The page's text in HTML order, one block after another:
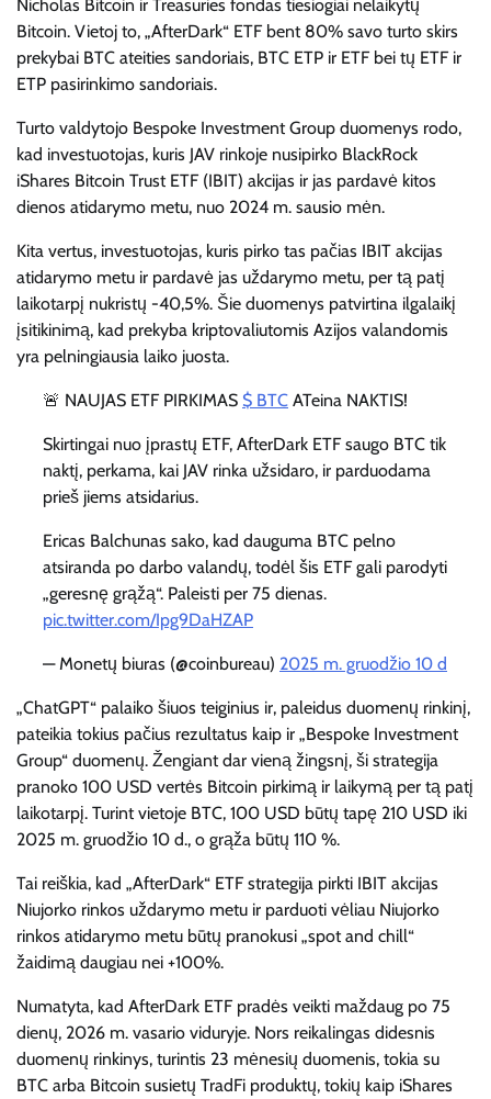
Nicholas Bitcoin ir Treasuries fondas tiesiogiai nelaikytų
Bitcoin. Vietoj to, „AfterDark“ ETF bent 80% savo turto skirs
prekybai BTC ateities sandoriais, BTC ETP ir ETF bei tų ETF ir
ETP pasirinkimo sandoriais.
Turto valdytojo Bespoke Investment Group duomenys rodo,
kad investuotojas, kuris JAV rinkoje nusipirko BlackRock
iShares Bitcoin Trust ETF (IBIT) akcijas ir jas pardavė kitos
dienos atidarymo metu, nuo 2024 m. sausio mėn.
Kita vertus, investuotojas, kuris pirko tas pačias IBIT akcijas
atidarymo metu ir pardavė jas uždarymo metu, per tą patį
laikotarpį nukristų -40,5%. Šie duomenys patvirtina ilgalaikį
įsitikinimą, kad prekyba kriptovaliutomis Azijos valandomis
yra pelningiausia laiko juosta.
🚨 NAUJAS ETF PIRKIMAS $ BTC ATeina NAKTIS!
Skirtingai nuo įprastų ETF, AfterDark ETF saugo BTC tik
naktį, perkama, kai JAV rinka užsidaro, ir parduodama
prieš jiems atsidarius.
Ericas Balchunas sako, kad dauguma BTC pelno
atsiranda po darbo valandų, todėl šis ETF gali parodyti
„geresnę grąžą“. Paleisti per 75 dienas.
pic.twitter.com/Ipg9DaHZAP
— Monetų biuras (@coinbureau) 2025 m. gruodžio 10 d
„ChatGPT“ palaiko šiuos teiginius ir, paleidus duomenų rinkinį,
pateikia tokius pačius rezultatus kaip ir „Bespoke Investment
Group“ duomenų. Žengiant dar vieną žingsnį, ši strategija
pranoko 100 USD vertės Bitcoin pirkimą ir laikymą per tą patį
laikotarpį. Turint vietoje BTC, 100 USD būtų tapę 210 USD iki
2025 m. gruodžio 10 d., o grąža būtų 110 %.
Tai reiškia, kad „AfterDark“ ETF strategija pirkti IBIT akcijas
Niujorko rinkos uždarymo metu ir parduoti vėliau Niujorko
rinkos atidarymo metu būtų pranokusi „spot and chill“
žaidimą daugiau nei +100%.
Numatyta, kad AfterDark ETF pradės veikti maždaug po 75
dienų, 2026 m. vasario viduryje. Nors reikalingas didesnis
duomenų rinkinys, turintis 23 mėnesių duomenis, tokia su
BTC arba Bitcoin susietų TradFi produktų, tokių kaip iShares